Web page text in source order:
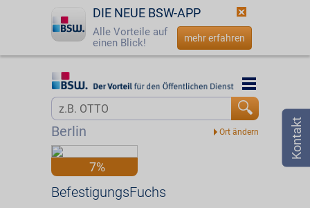
DIE NEUE BSW-APP
Alle Vorteile auf
einen Blick!
mehr erfahren
Startseite
Login
Berlin
Startseite
7%
BefestigungsFuchs